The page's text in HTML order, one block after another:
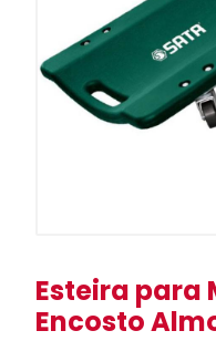
Esteira para
Encosto